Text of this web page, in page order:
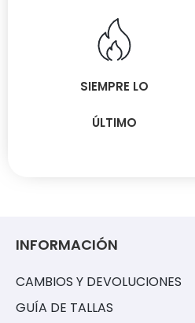
SIEMPRE LO
ÚLTIMO
INFORMACIÓN
CAMBIOS Y DEVOLUCIONES
GUÍA DE TALLAS